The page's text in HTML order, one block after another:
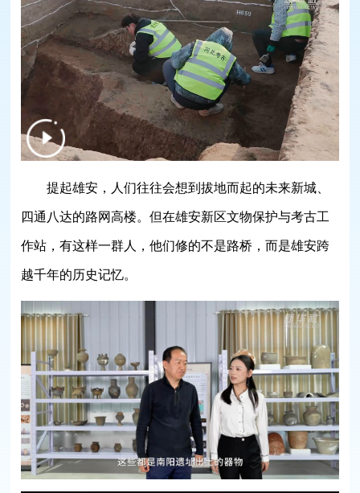
提起雄安，人们往往会想到拔地而起的未来新城、
四通八达的路网高楼。但在雄安新区文物保护与考古工
作站，有这样一群人，他们修的不是路桥，而是雄安跨
越千年的历史记忆。